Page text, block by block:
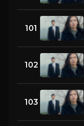
101
102
103